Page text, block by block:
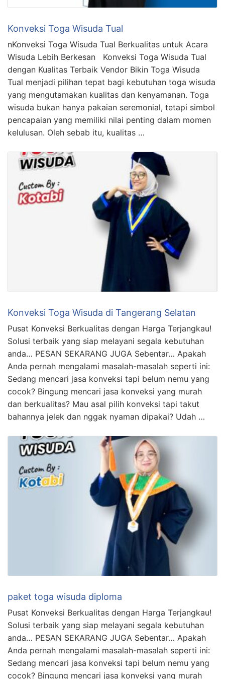
Konveksi Toga Wisuda Tual
nKonveksi Toga Wisuda Tual Berkualitas untuk Acara
Wisuda Lebih Berkesan Konveksi Toga Wisuda Tual
dengan Kualitas Terbaik Vendor Bikin Toga Wisuda
Tual menjadi pilihan tepat bagi kebutuhan toga wisuda
yang mengutamakan kualitas dan kenyamanan. Toga
wisuda bukan hanya pakaian seremonial, tetapi simbol
pencapaian yang memiliki nilai penting dalam momen
kelulusan. Oleh sebab itu, kualitas …
Konveksi Toga Wisuda di Tangerang Selatan
Pusat Konveksi Berkualitas dengan Harga Terjangkau!
Solusi terbaik yang siap melayani segala kebutuhan
anda… PESAN SEKARANG JUGA Sebentar… Apakah
Anda pernah mengalami masalah-masalah seperti ini:
Sedang mencari jasa konveksi tapi belum nemu yang
cocok? Bingung mencari jasa konveksi yang murah
dan berkualitas? Mau asal pilih konveksi tapi takut
bahannya jelek dan nggak nyaman dipakai? Udah …
paket toga wisuda diploma
Pusat Konveksi Berkualitas dengan Harga Terjangkau!
Solusi terbaik yang siap melayani segala kebutuhan
anda… PESAN SEKARANG JUGA Sebentar… Apakah
Anda pernah mengalami masalah-masalah seperti ini:
Sedang mencari jasa konveksi tapi belum nemu yang
cocok? Bingung mencari jasa konveksi yang murah